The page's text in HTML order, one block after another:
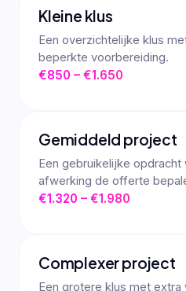
Kleine klus
Een overzichtelijke klus
beperkte voorbereiding.
€850 – €1.650
Gemiddeld project
Een gebruikelijke opdracht
afwerking de offerte
€1.320 – €1.980
Complexer project
Een grotere klus met